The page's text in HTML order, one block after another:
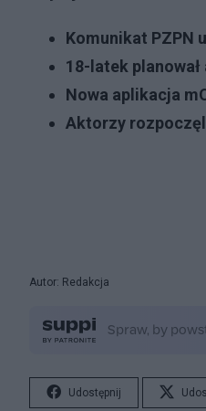
Komunikat PZPN
18-latek
Nowa aplikacja
Aktorzy
Autor: Redakcja
Udostępnij